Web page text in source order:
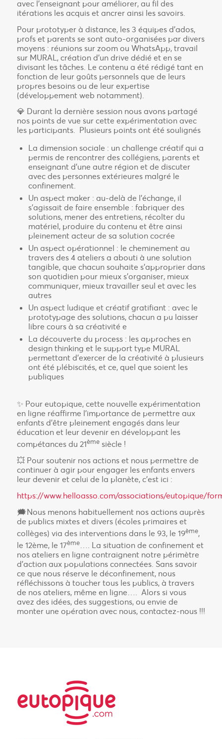
avec l’enseignant pour améliorer, au fil des
itérations les acquis et ancrer ainsi les savoirs.
Pour prototyper à distance, les 3 équipes d’ados,
profs et parents se sont auto-organisées par divers
moyens : réunions sur zoom ou WhatsApp, travail
sur MURAL, création d’un drive dédié et en se
divisant les tâches. Le contenu a été rédigé tant en
fonction de leur goûts personnels que de leurs
propres besoins ou de leur expertise
(développement web notamment).
💎 Durant la dernière session nous avons partagé
nos points de vue sur cette expérimentation avec
les participants. Plusieurs points ont été soulignés
La dimension sociale : un challenge créatif qui a
permis de rencontrer des collégiens, parents et
enseignant d’une autre région et de discuter
avec des personnes extérieures malgré le
confinement.
Un aspect maker : au-delà de l’échange, il
s’agissait de faire ensemble : fabriquer des
solutions, mener des entretiens, récolter du
matériel, produire du contenu et être ainsi
pleinement acteur de sa solution cocrée
Un aspect opérationnel : le cheminement au
travers des 4 ateliers a abouti à une solution
tangible, que chacun souhaite s’approprier dans
son quotidien pour mieux s’organiser, mieux
communiquer, mieux travailler seul et avec les
autres
Un aspect ludique et créatif gratifiant : avec le
prototypage des solutions, chacun a pu laisser
libre cours à sa créativité e
La découverte du process : les approches en
design thinking et le support type MURAL
permettant d’exercer de la créativité à plusieurs
ont été plébiscités, et ce, quel que soient les
publiques
✨ Pour eutopique, cette nouvelle expérimentation
en ligne réaffirme l’importance de permettre aux
enfants d’être pleinement engagés dans leur
éducation et leur devenir en développant les
compétances du 21èmesiècle !
💥 Pour soutenir nos actions et nous permettre de
continuer à agir pour engager les enfants envers
leur devenir et celui de la planète, c’est ici :
https://www.helloasso.com/associations/eutopique/
🗯️Nous menons habituellement nos actions auprès
de publics mixtes et divers (écoles primaires et
collèges) via des interventions dans le 93, le 19ème,
le 12ème, le 17ème…. La situation de confinement et
nos ateliers en ligne contraignent notre périmètre
d’action aux populations connectées. Sans savoir
ce que nous réserve le déconfinement, nous
réfléchissons à toucher tous les publics, à travers
de nos ateliers, même en ligne…. Alors si vous
avez des idées, des suggestions, ou envie de
monter une opération avec nous, contactez-nous !!!